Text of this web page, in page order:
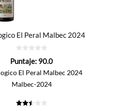
El Peral Malbec 2024
de
Puntaje: 90.0
El Peral Malbec 2024
Malbec-2024